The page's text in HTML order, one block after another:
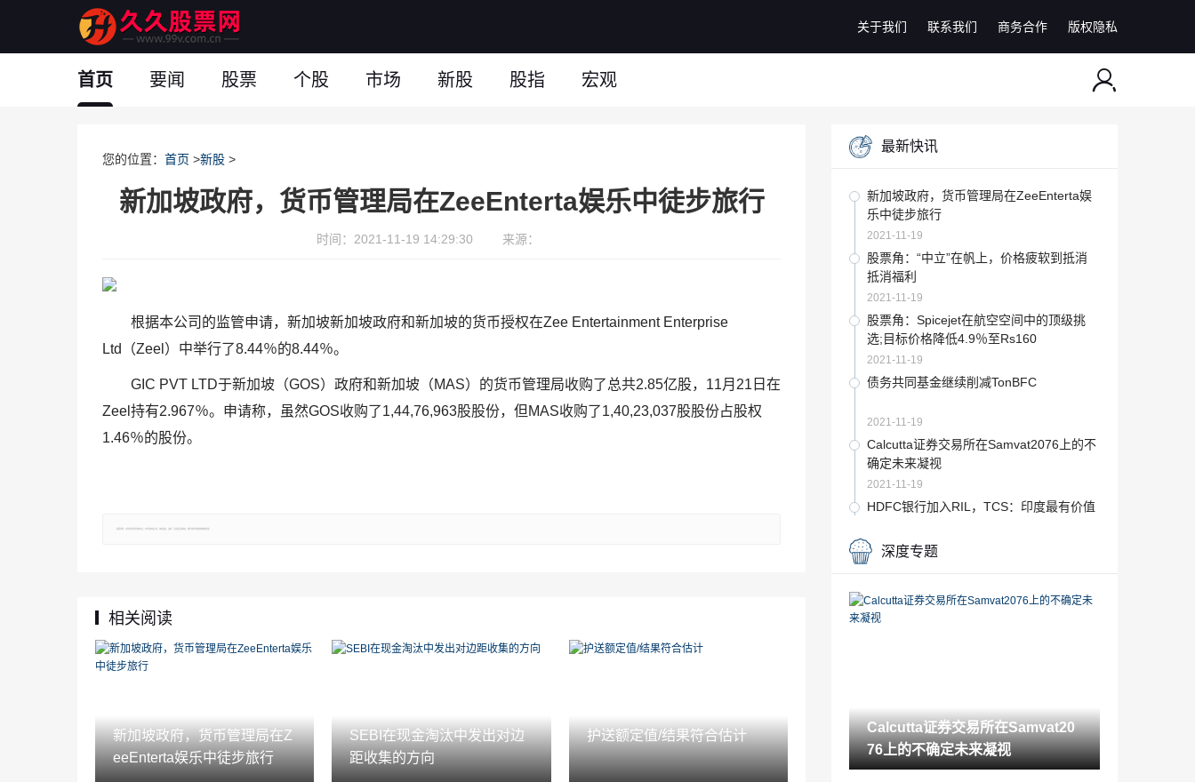
关于我们 联系我们 商务合作 版权隐私
首页 要闻 股票 个股 市场 新股 股指 宏观
您的位置： 首页 >新股 >
新加坡政府，货币管理局在ZeeEnterta娱乐中徒步旅行
时间：2021-11-19 14:29:30 来源：
根据本公司的监管申请，新加坡新加坡政府和新加坡的货币授权在Zee Entertainment Enterprise
Ltd（Zeel）中举行了8.44％的8.44％。
GIC PVT LTD于新加坡（GOS）政府和新加坡（MAS）的货币管理局收购了总共2.85亿股，11月21日在
Zeel持有2.967％。申请称，虽然GOS收购了1,44,76,963股股份，但MAS收购了1,40,23,037股股份占股权
1.46％的股份。
郑重声明：文章仅代表原作者观点，不代表本站立场；如有侵权、违规，可直接反馈本站，我们将会作修改或删除处理。
相关阅读
新加坡政府，货币管理局在Z
eeEnterta娱乐中徒步旅行
SEBI在现金淘汰中发出对边
距收集的方向
护送额定值/结果符合估计
最新快讯
新加坡政府，货币管理局在ZeeEnterta娱
乐中徒步旅行
2021-11-19
股票角：“中立”在帆上，价格疲软到抵消
抵消福利
2021-11-19
股票角：Spicejet在航空空间中的顶级挑
选;目标价格降低4.9％至Rs160
2021-11-19
债务共同基金继续削减TonBFC
2021-11-19
Calcutta证券交易所在Samvat2076上的不
确定未来凝视
2021-11-19
HDFC银行加入RIL，TCS：印度最有价值
2021-11-19
2021-11-19
动背后的关键原因
2021-11-19
股票角：在是银行保持“卖”，公允价值在R
S55不变
深度专题
Calcutta证券交易所在Samvat20
76上的不确定未来凝视